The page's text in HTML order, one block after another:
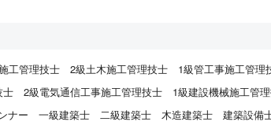
工管理技士 2級土木施工管理技士 1級管工事施工管理
士 2級電気通信工事施工管理技士 1級建設機械施工管
ナー 一級建築士 二級建築士 木造建築士 建築設備